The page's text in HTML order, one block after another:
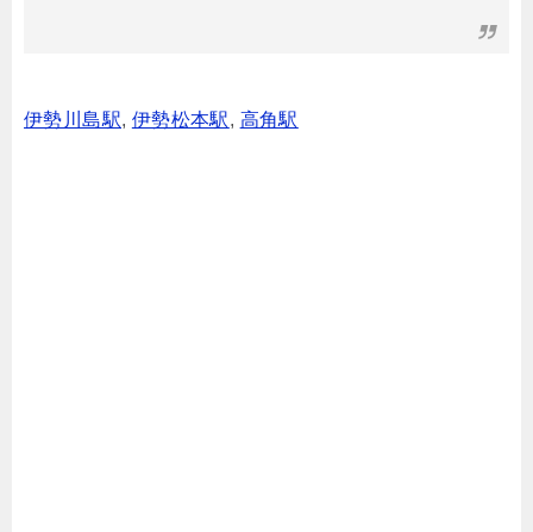
伊勢川島駅, 伊勢松本駅, 高角駅